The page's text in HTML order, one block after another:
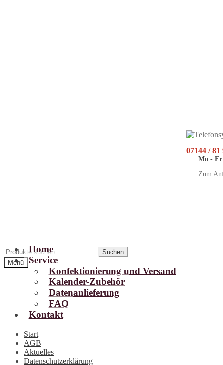
Zur
Navigation
springen
Zum
Inhalt
springen
Suchen
nach:
Suchen
Menü
Home
Service
Konfektionierung und Versand
Kalender-Zubehör
Datenanlieferung
FAQ
Kontakt
Start
AGB
Aktuelles
Datenschutzerklärung
07144 / 81
Mo -
Zum